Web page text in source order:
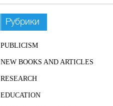
Рубрики
PUBLICISM
NEW BOOKS AND ARTICLES
RESEARCH
EDUCATION